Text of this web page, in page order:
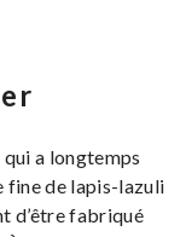
qui a longtemps
fine de lapis-lazuli
d’être fabriqué